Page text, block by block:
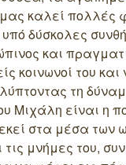
καλεί πολλές
δύσκολες
και
κοινωνοί του
τη
Μιχάλη είναι η
στα μέσα των
μνήμες του,